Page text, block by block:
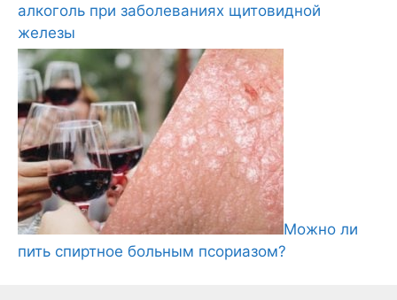
алкоголь при заболеваниях щитовидной
железы
Можно ли
пить спиртное больным псориазом?